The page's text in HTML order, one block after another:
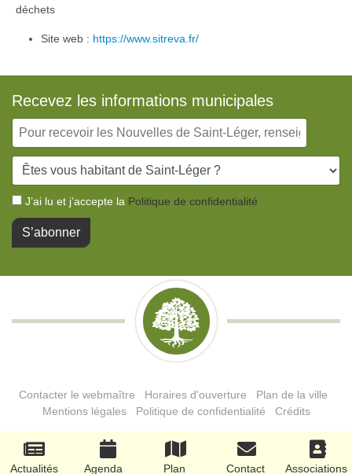
Actualités Agenda Plan Contact Associations
déchets
Site web : https://www.sitreva.fr/
Recevez les informations municipales
J’ai lu et j’accepte la Politique de confidentialité
S’abonner
Contacter le webmaître Horaires d'ouverture Plan de la ville
Mentions légales| Politique de confidentialité Crédits
© Copyright 2022 Mairie de Saint-Léger-en-Yvelines